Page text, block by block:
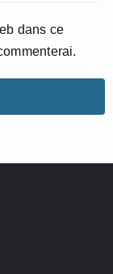
dans ce